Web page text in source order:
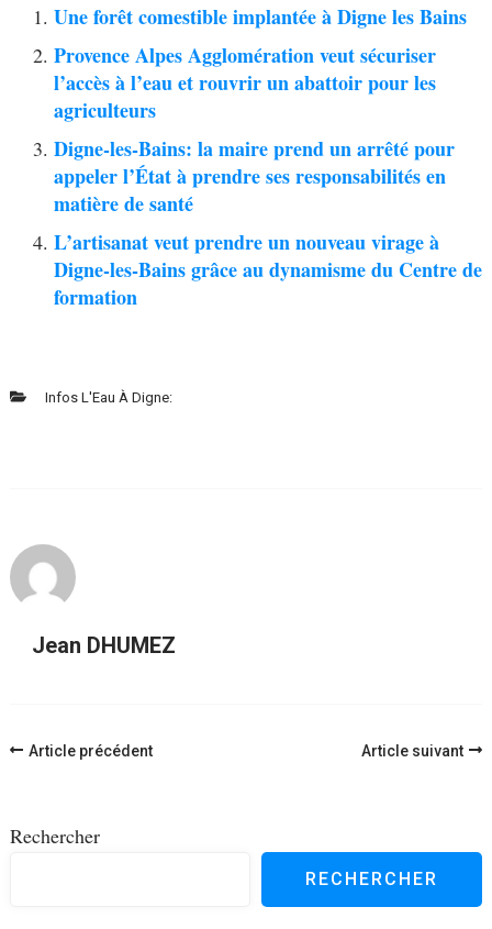
Une forêt comestible implantée à Digne les Bains
Provence Alpes Agglomération veut sécuriser
l’accès à l’eau et rouvrir un abattoir pour les
agriculteurs
Digne-les-Bains: la maire prend un arrêté pour
appeler l’État à prendre ses responsabilités en
matière de santé
L’artisanat veut prendre un nouveau virage à
Digne-les-Bains grâce au dynamisme du Centre de
formation
Infos L'Eau À Digne:
Jean DHUMEZ
Navigation
Article précédent Article suivant
Rechercher
RECHERCHER